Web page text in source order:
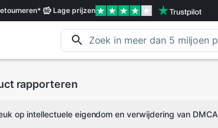
* Lageprijzen
rapporteren
op intellectuele eigendom en verwijdering van DMCA